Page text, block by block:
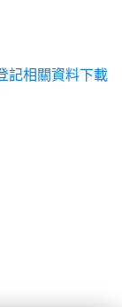
記相關資料下載